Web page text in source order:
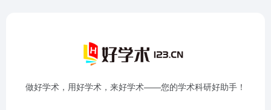
做好学术，用好学术，来好学术——您的学术科研好助手！